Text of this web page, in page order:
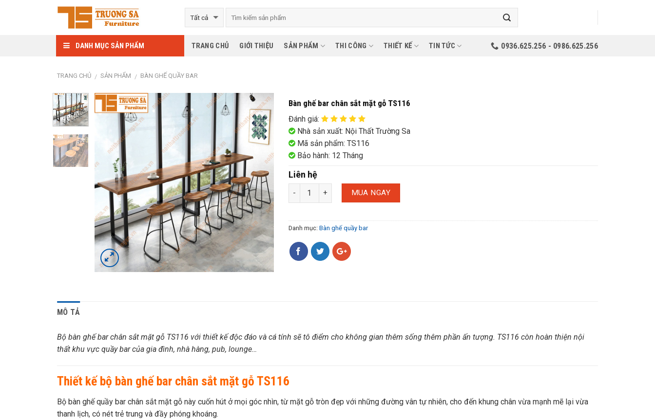
DANH MỤC SẢN PHẨM TRANG CHỦ GIỚI THIỆU SẢN PHẨM THI CÔNG THIẾT KẾ TIN TỨC 0936.625.256 - 0986.625.256
TRANG CHỦ / SẢN PHẨM / BÀN GHẾ QUẦY BAR
Bàn ghế bar chân sắt mặt gỗ TS116
Đánh giá:
Nhà sản xuất: Nội Thất Trường Sa
Mã sản phẩm: TS116
Bảo hành: 12 Tháng
Liên hệ
MUA NGAY
Danh mục: Bàn ghế quầy bar
MÔ TẢ
Bộ bàn ghế bar chân sắt mặt gỗ TS116 với thiết kế độc đáo và cá tính sẽ tô điểm cho không gian thêm sống thêm phần ấn tượng. TS116 còn hoàn thiện nội
thất khu vực quầy bar của gia đình, nhà hàng, pub, lounge…
Thiết kế bộ bàn ghế bar chân sắt mặt gỗ TS116
Bộ bàn ghế quầy bar chân sắt mặt gỗ này cuốn hút ở mọi góc nhìn, từ mặt gỗ tròn đẹp với những đường vân tự nhiên, cho đến khung chân vừa mạnh mẽ lại vừa
thanh lịch, có nét trẻ trung và đầy phóng khoáng.